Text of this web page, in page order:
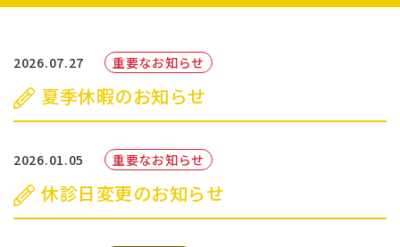
医師紹介
はじめての方へ
診療案内
よくあるご質問
2026.07.27 重要なお知らせ
夏季休暇のお知らせ
2026.01.05 重要なお知らせ
休診日変更のお知らせ